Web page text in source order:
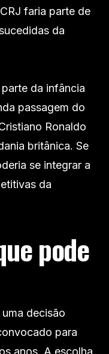
faria parte de
da
da infância
passagem do
Ronaldo
britânica. Se
se integrar a
da
pode
decisão
para
anos. A escolha